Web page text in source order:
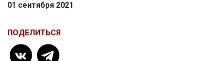
01 сентября 2021
ПОДЕЛИТЬСЯ